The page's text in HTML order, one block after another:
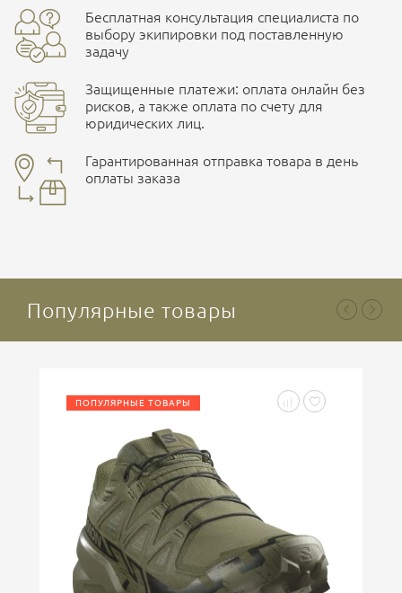
Наличные при самовывозе
подготовки счета.
Характеристики комплектаций
Размер
ОСТАВИТЬ ОТЗЫВ
ПОДРОБНЕЕ О СКЛАДЕ
Бесплатная консультация специалиста по
выбору экипировки под поставленную
задачу
Защищенные платежи: оплата онлайн без
рисков, а также оплата по счету для
юридических лиц.
Гарантированная отправка товара в день
оплаты заказа
Популярные товары
ПОПУЛЯРНЫЕ ТОВАРЫ